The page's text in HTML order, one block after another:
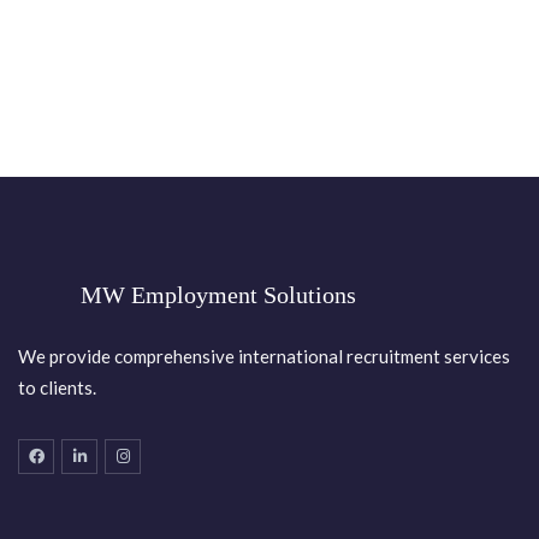
MW Employment Solutions
We provide comprehensive international recruitment services
to clients.